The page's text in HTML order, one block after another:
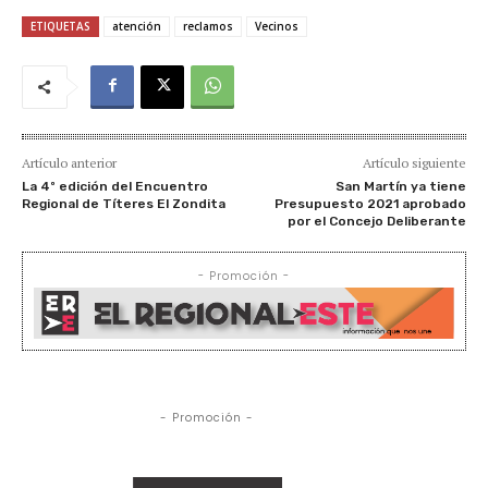
ETIQUETAS atención reclamos Vecinos
Artículo anterior
La 4º edición del Encuentro
Regional de Títeres El Zondita
Artículo siguiente
San Martín ya tiene
Presupuesto 2021 aprobado
por el Concejo Deliberante
- Promoción -
- Promoción -